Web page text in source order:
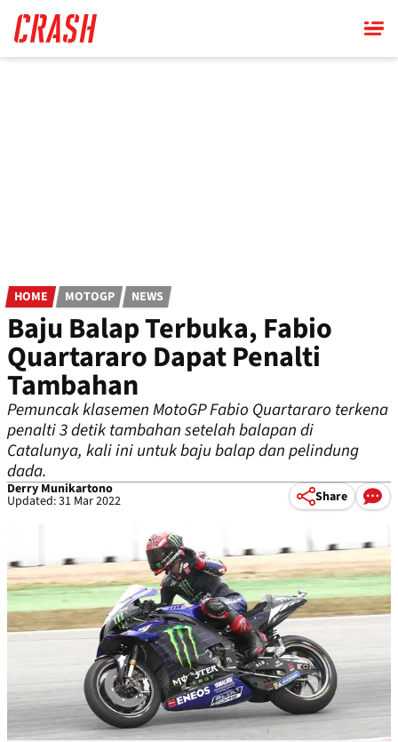
main
content
HOME MOTOGP NEWS
Baju Balap Terbuka, Fabio
Quartararo Dapat Penalti
Tambahan
Pemuncak klasemen MotoGP Fabio Quartararo terkena
penalti 3 detik tambahan setelah balapan di
Catalunya, kali ini untuk baju balap dan pelindung
dada.
Derry Munikartono
Updated: 31 Mar 2022 Share